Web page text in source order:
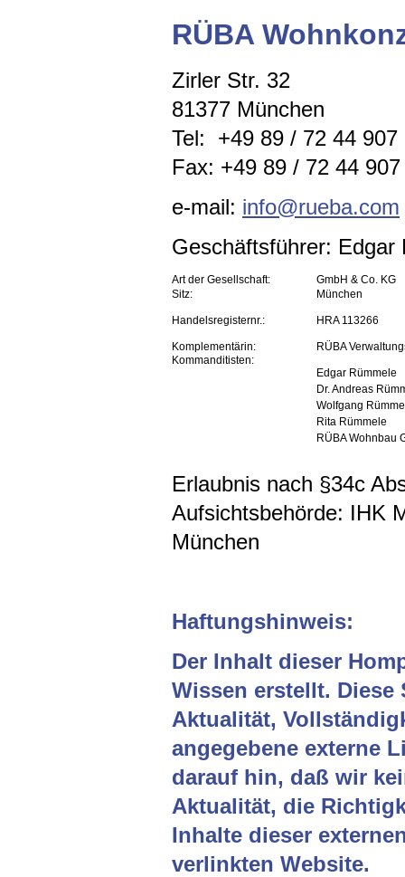
RÜBA
Zirler Str. 32
81377 München
Tel: +49 89 / 72 44
Fax: +49 89 / 72 44
e-mail: info@rueba.com
Geschäftsführer: Edgar
Art der Gesellschaft:
GmbH & Co. KG
Sitz:
München
Handelsregisternr.: HRA 113266
Komplementärin:
RÜBA
Kommanditisten:
Edgar Rümmele
Dr. Andreas
Wolfgang
Rita Rümmele
RÜBA Wohnbau
Erlaubnis nach §34c
Aufsichtsbehörde: IHK
München
Haftungshinweis:
Der Inhalt dieser
Wissen erstellt.
Aktualität,
angegebene externe
darauf hin, daß wir
Aktualität, die
Inhalte dieser
verlinkten Website.